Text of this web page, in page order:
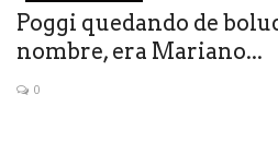
Poggi quedando de
nombre, era Mariano...
0